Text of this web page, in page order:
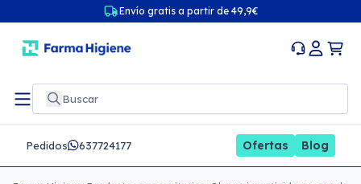
Envío gratis a partir de 49,9€
Pedidos 637724177 Ofertas Blog